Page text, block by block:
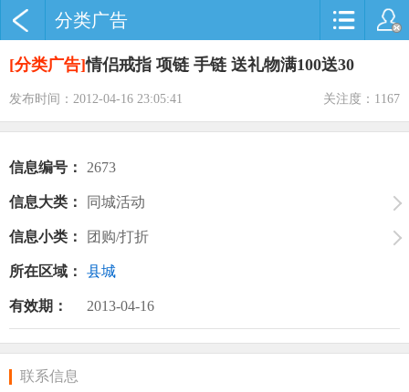
分类广告
[分类广告]情侣戒指 项链 手链 送礼物满100送30
发布时间：2012-04-16 23:05:41 关注度：1167
信息编号： 2673
信息大类： 同城活动
信息小类： 团购/打折
所在区域： 县城
有效期： 2013-04-16
联系信息